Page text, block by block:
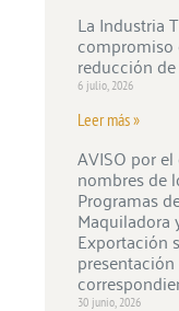
La Industria
reducción
6 julio, 2026
Leer más »
AVISO por
nombres de
Programas
Maquiladora
Exportación
30 junio, 2026